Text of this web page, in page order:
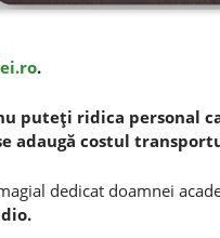
.
puteţi ridica personal
adaugă costul
dedicat doamnei